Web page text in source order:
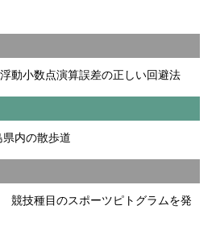
動小数点演算誤差の正しい回避法
内の散歩道
競技種目のスポーツピトグラムを発